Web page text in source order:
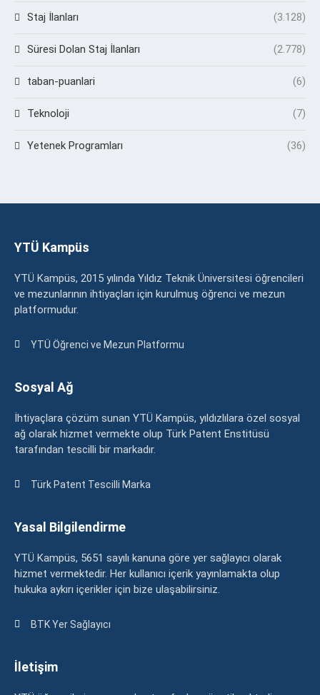
Staj İlanları (3.128)
Süresi Dolan Staj İlanları (2.778)
taban-puanlari (6)
Teknoloji (7)
Yetenek Programları (36)
YTÜ Kampüs
YTÜ Kampüs, 2015 yılında Yıldız Teknik Üniversitesi öğrencileri
ve mezunlarının ihtiyaçları için kurulmuş öğrenci ve mezun
platformudur.
YTÜ Öğrenci ve Mezun Platformu
Sosyal Ağ
İhtiyaçlara çözüm sunan YTÜ Kampüs, yıldızlılara özel sosyal
ağ olarak hizmet vermekte olup Türk Patent Enstitüsü
tarafından tescilli bir markadır.
Türk Patent Tescilli Marka
Yasal Bilgilendirme
YTÜ Kampüs, 5651 sayılı kanuna göre yer sağlayıcı olarak
hizmet vermektedir. Her kullanıcı içerik yayınlamakta olup
hukuka aykırı içerikler için bize ulaşabilirsiniz.
BTK Yer Sağlayıcı
İletişim